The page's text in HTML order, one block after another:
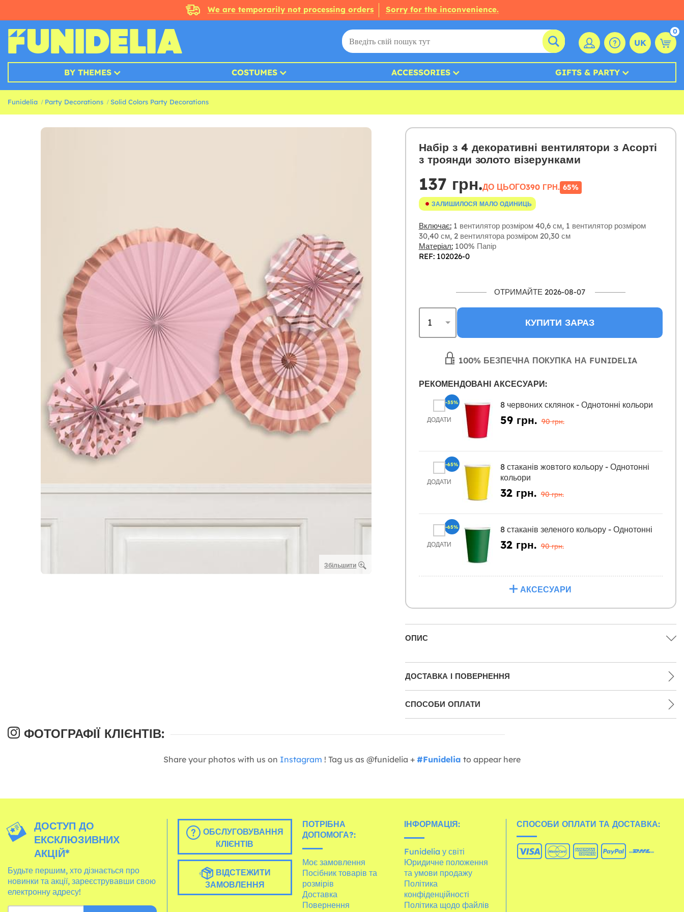
We are temporarily not processing orders Sorry for the inconvenience.
UK
0
BY THEMES COSTUMES ACCESSORIES GIFTS & PARTY
Funidelia Party Decorations Solid Colors Party Decorations
Збільшити
Набір з 4 декоративні вентилятори з Асорті
з троянди золото візерунками
137 грн.ДО ЦЬОГО390 ГРН. 65%
ЗАЛИШИЛОСЯ МАЛО ОДИНИЦЬ
Включає:1 вентилятор розміром 40,6 см, 1 вентилятор розміром
30,40 см, 2 вентилятора розміром 20,30 см
Матеріал:100% Папір
REF: 102026-0
ОТРИМАЙТЕ 2026-08-07
КУПИТИ ЗАРАЗ
100% БЕЗПЕЧНА ПОКУПКА НА FUNIDELIA
РЕКОМЕНДОВАНІ АКСЕСУАРИ:
ДОДАТИ
8 червоних склянок - Однотонні кольори
59 грн. 90 грн.
-35%
ДОДАТИ
8 стаканів жовтого кольору - Однотонні
кольори
32 грн. 90 грн.
-65%
ДОДАТИ
8 стаканів зеленого кольору - Однотонні
32 грн. 90 грн.
-65%
АКСЕСУАРИ
ОПИС
ДОСТАВКА І ПОВЕРНЕННЯ
СПОСОБИ ОПЛАТИ
ФОТОГРАФІЇ КЛІЄНТІВ:
Share your photos with us on Instagram ! Tag us as @funidelia + #Funidelia to appear here
ДОСТУП ДО
ЕКСКЛЮЗИВНИХ
АКЦІЙ*
Будьте першим, хто дізнається про
новинки та акції, зареєструвавши свою
електронну адресу!
ОБСЛУГОВУВАННЯ
КЛІЄНТІВ
ВІДСТЕЖИТИ
ЗАМОВЛЕННЯ
ПОТРІБНА
ДОПОМОГА?:
Моє замовлення
Посібник товарів та
розмірів
Доставка
Повернення
ІНФОРМАЦІЯ:
Funidelia у світі
Юридичне положення
та умови продажу
Політика
конфіденційності
Політика щодо файлів
СПОСОБИ ОПЛАТИ ТА ДОСТАВКА: